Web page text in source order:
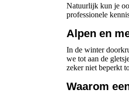
Natuurlijk kun je
professionele
Alpen en
In de winter
we tot aan de
zeker niet beperkt
Waarom